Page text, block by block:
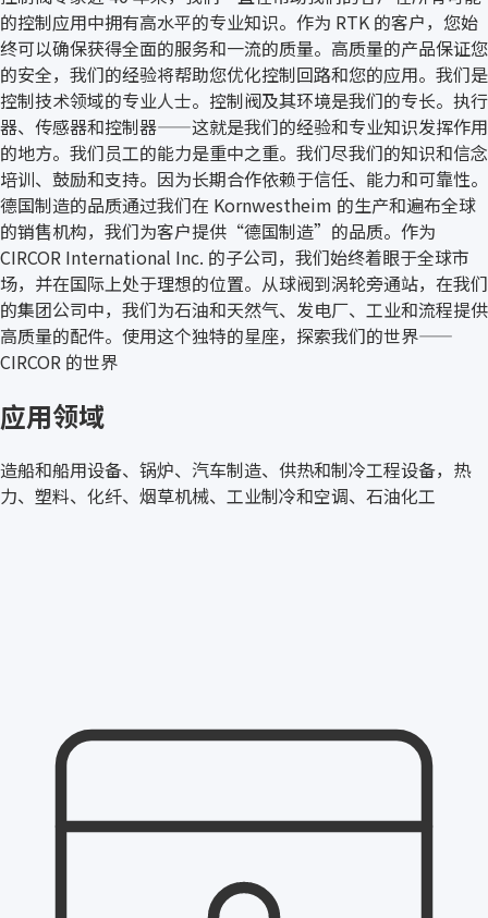
的控制应用中拥有高水平的专业知识。作为 RTK 的客户，您始
终可以确保获得全面的服务和一流的质量。高质量的产品保证您
的安全，我们的经验将帮助您优化控制回路和您的应用。我们是
控制技术领域的专业人士。控制阀及其环境是我们的专长。执行
器、传感器和控制器——这就是我们的经验和专业知识发挥作用
的地方。我们员工的能力是重中之重。我们尽我们的知识和信念
培训、鼓励和支持。因为长期合作依赖于信任、能力和可靠性。
德国制造的品质通过我们在 Kornwestheim 的生产和遍布全球
的销售机构，我们为客户提供“德国制造”的品质。作为
CIRCOR International Inc. 的子公司，我们始终着眼于全球市
场，并在国际上处于理想的位置。从球阀到涡轮旁通站，在我们
的集团公司中，我们为石油和天然气、发电厂、工业和流程提供
高质量的配件。使用这个独特的星座，探索我们的世界——
CIRCOR 的世界
应用领域
造船和船用设备、锅炉、汽车制造、供热和制冷工程设备，热
力、塑料、化纤、烟草机械、工业制冷和空调、石油化工